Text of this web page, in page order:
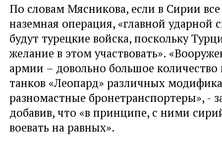
По словам Мясникова, если в Сирии
наземная операция, «главной ударной
будут турецкие войска, поскольку
желание в этом участвовать».
армии – довольно большое количество
танков «Леопард» различных
разномастные бронетранспортеры», -
добавив, что «в принципе, с ними
воевать на равных».